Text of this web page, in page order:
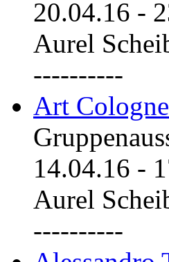
20.04.16 -
Aurel
----------
Art
14.04.16 -
Aurel
----------